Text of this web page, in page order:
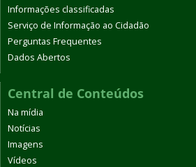
Informações classificadas
Serviço de Informação ao Cidadão
Perguntas Frequentes
Dados Abertos
Central de Conteúdos
Na mídia
Notícias
Imagens
Vídeos